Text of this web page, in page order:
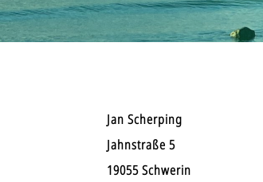
Jan Scherping
Jahnstraße 5
19055 Schwerin